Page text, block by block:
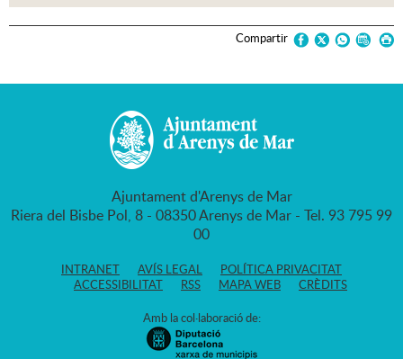
Compartir
Ajuntament d'Arenys de Mar
Riera del Bisbe Pol, 8 - 08350 Arenys de Mar - Tel. 93 795 99
00
INTRANET AVÍS LEGAL
POLÍTICA PRIVACITAT
ACCESSIBILITAT
RSS MAPA WEB CRÈDITS
Amb la col·laboració de: